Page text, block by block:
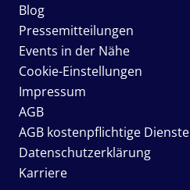
Blog
Pressemitteilungen
Events in der Nähe
Cookie-Einstellungen
Impressum
AGB
AGB kostenpflichtige Dienste
Datenschutzerklärung
Karriere